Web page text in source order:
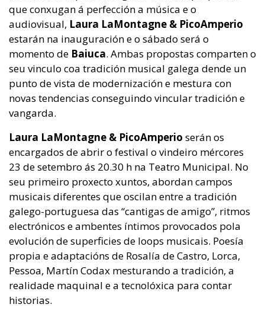
que conxugan á perfección a música e o
audiovisual, Laura LaMontagne & PicoAmperio
estarán na inauguración e o sábado será o
momento de Baiuca. Ambas propostas comparten o
seu vinculo coa tradición musical galega dende un
punto de vista de modernización e mestura con
novas tendencias conseguindo vincular tradición e
vangarda.
Laura LaMontagne & PicoAmperio serán os
encargados de abrir o festival o vindeiro mércores
23 de setembro ás 20.30 h na Teatro Municipal. No
seu primeiro proxecto xuntos, abordan campos
musicais diferentes que oscilan entre a tradición
galego-portuguesa das “cantigas de amigo”, ritmos
electrónicos e ambentes íntimos provocados pola
evolución de superficies de loops musicais. Poesía
propia e adaptacións de Rosalía de Castro, Lorca,
Pessoa, Martín Codax mesturando a tradición, a
realidade maquinal e a tecnolóxica para contar
historias.